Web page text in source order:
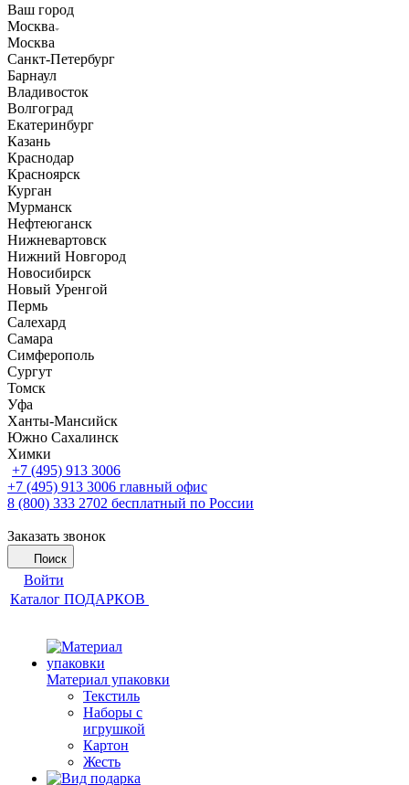
Ваш город
Москва
Москва
Санкт-Петербург
Барнаул
Владивосток
Волгоград
Екатеринбург
Казань
Краснодар
Красноярск
Курган
Мурманск
Нефтеюганск
Нижневартовск
Нижний Новгород
Новосибирск
Новый Уренгой
Пермь
Салехард
Самара
Симферополь
Сургут
Томск
Уфа
Ханты-Мансийск
Южно Сахалинск
Химки
+7 (495) 913 3006
+7 (495) 913 3006 главный офис
8 (800) 333 2702 бесплатный по России
Заказать звонок
Поиск
Войти
Каталог ПОДАРКОВ
Материал упаковки
Текстиль
Наборы с
игрушкой
Картон
Жесть